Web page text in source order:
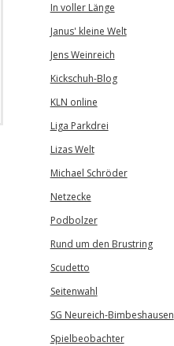
In voller Länge
Janus' kleine Welt
Jens Weinreich
Kickschuh-Blog
KLN online
Liga Parkdrei
Lizas Welt
Michael Schröder
Netzecke
Podbolzer
Rund um den Brustring
Scudetto
Seitenwahl
SG Neureich-Bimbeshausen
Spielbeobachter